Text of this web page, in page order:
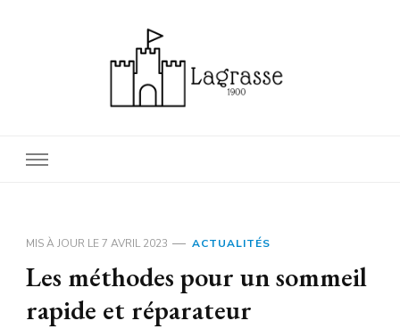
MIS À JOUR LE7 AVRIL 2023 ACTUALITÉS
Les méthodes pour un sommeil
rapide et réparateur